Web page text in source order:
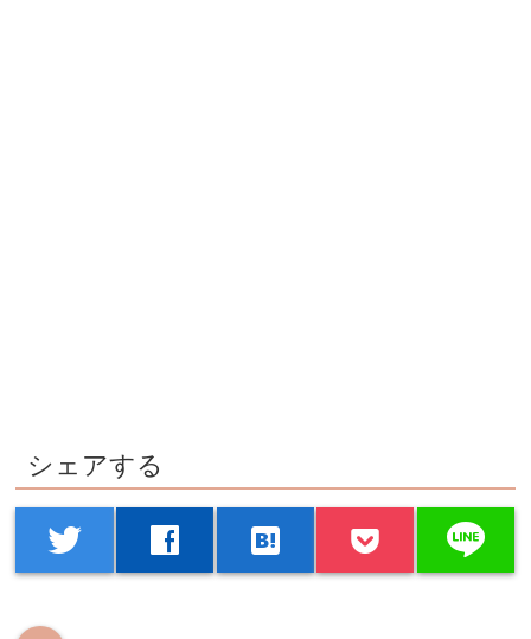
シェアする
twitter facebook hatenabookmark line